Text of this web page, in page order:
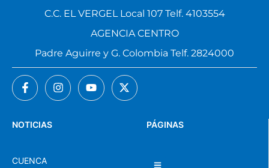
PÁGINAS
NOTICIAS
CUENCA
C.C. EL VERGEL Local 107 Telf. 4103554
AGENCIA CENTRO
Padre Aguirre y G. Colombia Telf. 2824000